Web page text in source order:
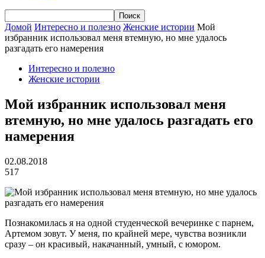
Домой Интересно и полезно Женские истории Мой
избранник использовал меня втемную, но мне удалось
разгадать его намерения
Интересно и полезно
Женские истории
Мой избранник использовал меня
втемную, но мне удалось разгадать его
намерения
02.08.2018
517
Познакомилась я на одной студенческой вечеринке с парнем,
Артемом зовут. У меня, по крайней мере, чувства возникли
сразу – он красивый, накачанный, умный, с юмором.